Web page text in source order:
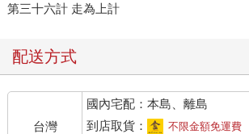
第三十六計 走為上計
配送方式
台灣
國內宅配：本島、離島
到店取貨：
不限金額免運費